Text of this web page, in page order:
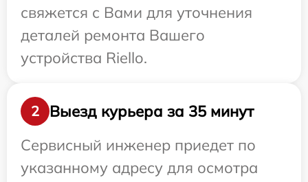
свяжется с Вами для уточнения
деталей ремонта Вашего
устройства Riello.
2
Выезд курьера за 35 минут
Сервисный инженер приедет по
указанному адресу для осмотра